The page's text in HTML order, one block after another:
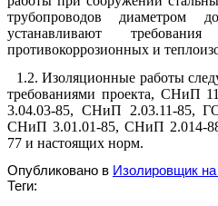
трубопроводов
устанавливают
противокоррозионных и
1.2. Изоляционные работы
требованиями проекта, СНиП
3.04.03-85, СНиП 2.03.11-85,
СНиП 3.01.01-85, СНиП 2.014-
77 и настоящих норм.
Опубликовано в Изолировщик
Теги: